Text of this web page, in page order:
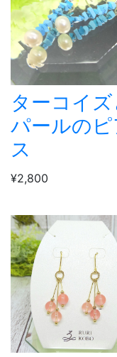
ターコイズ
パールのピ
ス
¥2,800